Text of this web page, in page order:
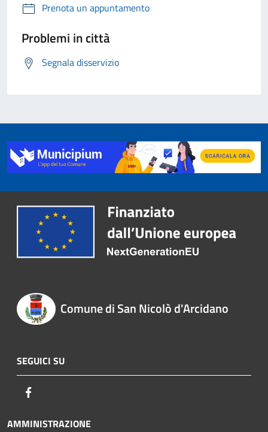
Prenota un appuntamento
Problemi in città
Segnala disservizio
Comune di San Nicolò d'Arcidano
SEGUICI SU
AMMINISTRAZIONE